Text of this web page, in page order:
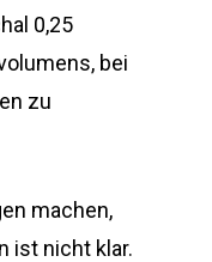
0,25
bei
zu
machen,
ist nicht klar.